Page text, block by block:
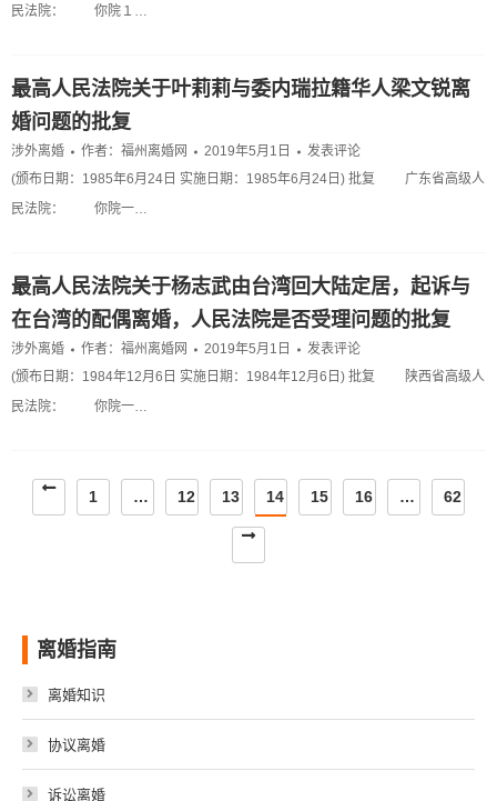
民法院： 你院１…
最高人民法院关于叶莉莉与委内瑞拉籍华人梁文锐离
婚问题的批复
涉外离婚 作者： 福州离婚网 2019年5月1日
发表评论
(颁布日期：1985年6月24日 实施日期：1985年6月24日) 批复 广东省高级人
民法院： 你院一…
最高人民法院关于杨志武由台湾回大陆定居，起诉与
在台湾的配偶离婚，人民法院是否受理问题的批复
涉外离婚 作者： 福州离婚网 2019年5月1日
发表评论
(颁布日期：1984年12月6日 实施日期：1984年12月6日) 批复 陕西省高级人
民法院： 你院一…
1 … 12 13 14 15 16 … 62
离婚指南
离婚知识
协议离婚
诉讼离婚